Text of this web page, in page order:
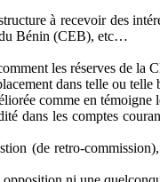
à recevoir des
Bénin (CEB), etc…
les réserves de la
dans telle ou telle
comme en
dans les comptes
(de retro-